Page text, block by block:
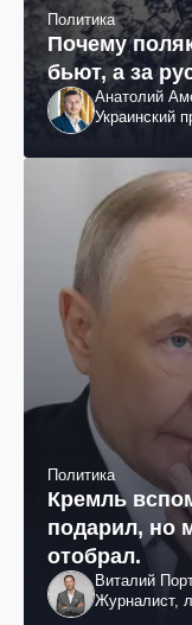
Политика
Почему
бьют, а за
Анатолий
Украинский
Политика
Кремль
подарил, но
отобрал.
Виталий
Журналист,